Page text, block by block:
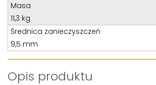
Masa
11,3 kg
Średnica zanieczyszczeń
9,5 mm
Opis produktu